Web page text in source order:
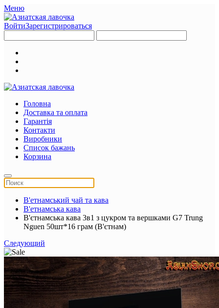
Меню
ВойтиЗарегистрироваться
Головна
Доставка та оплата
Гарантія
Контакти
Виробники
Список бажань
Корзина
В'етнамський чай та кава
В'етнамська кава
В'єтнамська кава 3в1 з цукром та вершками G7 Trung
Nguen 50шт*16 грам (В'єтнам)
Следующий